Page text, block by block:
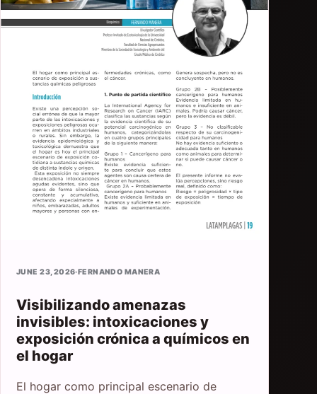
JUNE 23, 2026·FERNANDO MANERA
Visibilizando amenazas
invisibles: intoxicaciones y
exposición crónica a químicos en
el hogar
El hogar como principal escenario de